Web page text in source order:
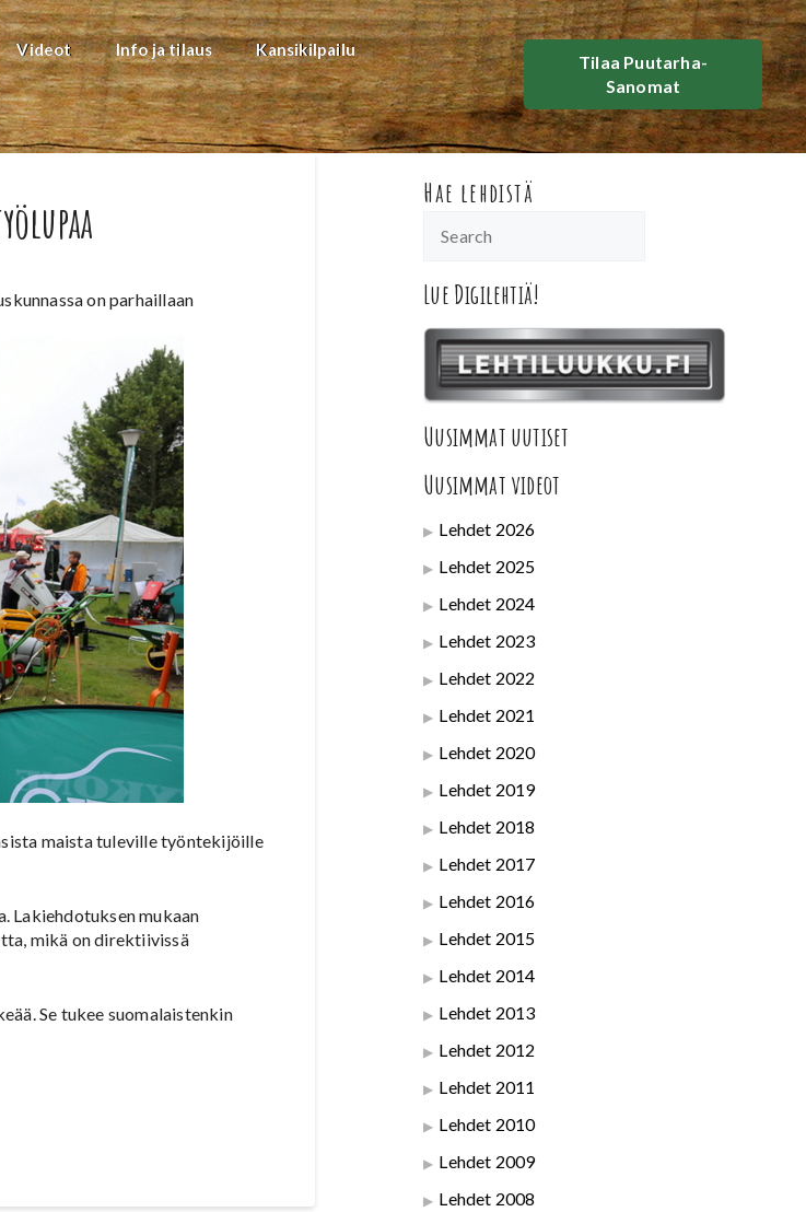
Videot Info ja tilaus Kansikilpailu
Tilaa Puutarha-
Sanomat
on parhaillaan
maista tuleville työntekijöille
Lakiehdotuksen mukaan
mikä on direktiivissä
Se tukee suomalaistenkin
Hae lehdistä
Lue Digilehtiä!
Uusimmat uutiset
Uusimmat videot
Lehdet 2026
Lehdet 2025
Lehdet 2024
Lehdet 2023
Lehdet 2022
Lehdet 2021
Lehdet 2020
Lehdet 2019
Lehdet 2018
Lehdet 2017
Lehdet 2016
Lehdet 2015
Lehdet 2014
Lehdet 2013
Lehdet 2012
Lehdet 2011
Lehdet 2010
Lehdet 2009
Lehdet 2008